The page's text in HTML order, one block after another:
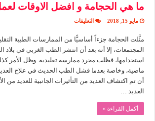
ما هي الحجامة و افضل الاوقات
مايو 15, 2018 التعليقاتعلى
الحجامة
افضل
الاوقات
لعمل
الحجامة
مغلقة
مثَّلت الحجامة جزءاً أساسيًّا من الممارسات الطبية
المجتمعات، إلا أنه بعد أن انتشر الطب الغربي في بلاد
استخدامها، فظلت مجرد ممارسة تقليدية. وظل الأمر
ماضية، وخاصة بعدما فشل الطب الحديث في علاج
أن تم اكتشاف العديد من التأثيرات الجانبية للعديد من
العديد …
أكمل القراءة »